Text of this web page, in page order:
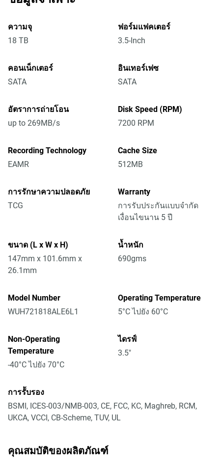
ความจุ
18 TB
ฟอร์มแฟคเตอร์
3.5-Inch
คอนเน็กเตอร์
SATA
อินเทอร์เฟซ
SATA
อัตราการถ่ายโอน
up to 269MB/s
Disk Speed (RPM)
7200 RPM
Recording Technology
EAMR
Cache Size
512MB
การรักษาความปลอดภัย
TCG
Warranty
การรับประกันแบบจำกัด
เงื่อนไขนาน 5 ปี
ขนาด (L x W x H)
147mm x 101.6mm x
26.1mm
น้ำหนัก
690gms
Model Number
WUH721818ALE6L1
Operating Temperature
5°C ไปยัง 60°C
Non-Operating
Temperature
-40°C ไปยัง 70°C
ไดรฟ์
3.5"
การรัับรอง
BSMI, ICES-003/NMB-003, CE, FCC, KC, Maghreb, RCM,
UKCA, VCCI, CB-Scheme, TUV, UL
คุณสมบัติของผลิตภัณฑ์